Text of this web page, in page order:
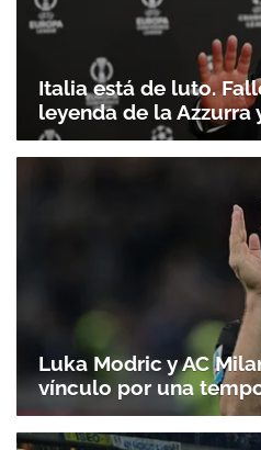
Italia está de luto.
leyenda de la Azzurra
Luka Modric y AC
vínculo por una